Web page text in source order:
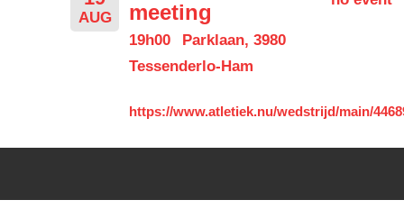
AUG
meeting
19h00
Parklaan, 3980
Tessenderlo-Ham
https://www.atletiek.nu/wedstrijd/main/